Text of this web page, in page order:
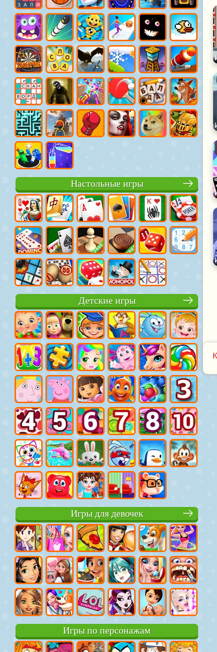
Настольные игры
Детские игры
Игры для девочек
Игры по персонажам